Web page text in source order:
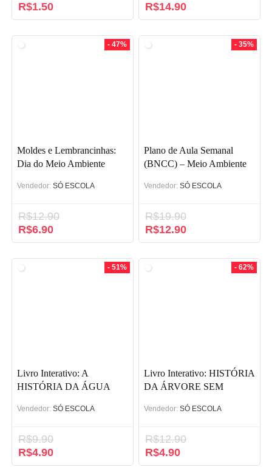
O
preço
R$1.50O
preço
O
preço
R$14.90O
preço
- 47%
Moldes e Lembrancinhas:
Dia do Meio Ambiente
Vendedor: SÓ ESCOLA
R$12.90
O
preço
R$6.90O
preço
- 35%
Plano de Aula Semanal
(BNCC) – Meio Ambiente
Vendedor: SÓ ESCOLA
R$19.90
O
preço
R$12.90O
preço
- 51%
Livro Interativo: A
HISTÓRIA DA ÁGUA
Vendedor: SÓ ESCOLA
R$9.90
O
preço
R$4.90O
preço
- 62%
Livro Interativo: HISTÓRIA
DA ÁRVORE SEM
Vendedor: SÓ ESCOLA
R$12.90
O
preço
R$4.90O
preço